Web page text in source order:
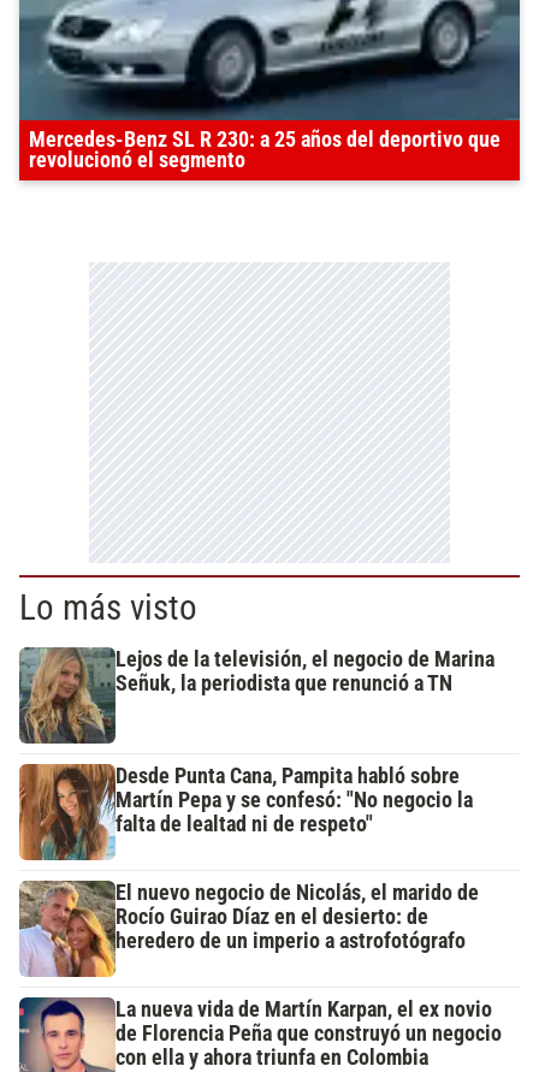
Mercedes-Benz SL R 230: a 25 años del deportivo que
revolucionó el segmento
Lo más visto
Lejos de la televisión, el negocio de Marina
Señuk, la periodista que renunció a TN
Desde Punta Cana, Pampita habló sobre
Martín Pepa y se confesó: "No negocio la
falta de lealtad ni de respeto"
El nuevo negocio de Nicolás, el marido de
Rocío Guirao Díaz en el desierto: de
heredero de un imperio a astrofotógrafo
La nueva vida de Martín Karpan, el ex novio
de Florencia Peña que construyó un negocio
con ella y ahora triunfa en Colombia